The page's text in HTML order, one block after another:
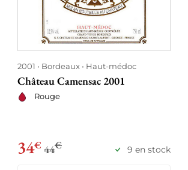
2001 Bordeaux Haut-médoc
Château Camensac 2001
Rouge
34€ 44€ 9 en stock